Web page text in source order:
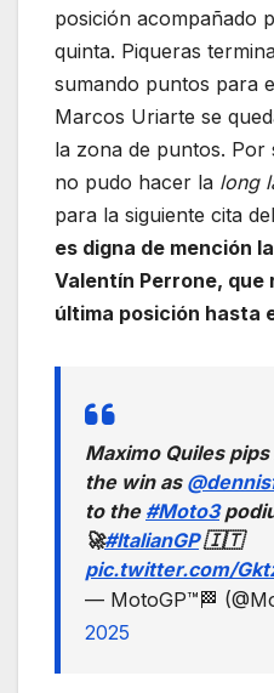
posición acompañado
quinta. Piqueras
sumando puntos para
Marcos Uriarte se
la zona de puntos. Por
no pudo hacer la long
para la siguiente cita
es digna de mención
Valentín Perrone, que
última posición hasta
Maximo Quiles
the win as
to the #Moto3
🚀#ItalianGP🇮🇹
pic.twitter.com/
— MotoGP™🏁
2025